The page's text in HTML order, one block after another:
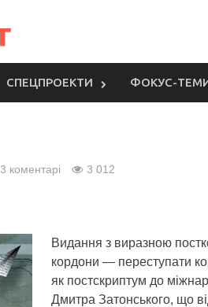
СПЕЦПРОЕКТИ ФОКУС-
3 коментарі 3 012
Видання з виразною
кордони — переступати
як постскриптум до
Дмитра Затонського, що